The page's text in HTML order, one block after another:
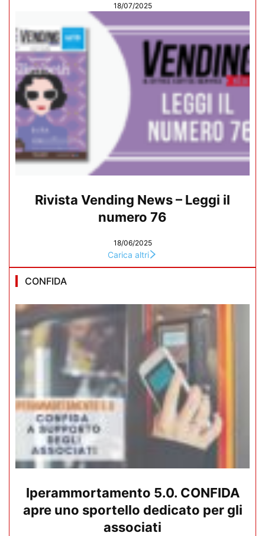
18/07/2025
Rivista Vending News – Leggi il
numero 76
18/06/2025
Carica altri
CONFIDA
Iperammortamento 5.0. CONFIDA
apre uno sportello dedicato per gli
associati